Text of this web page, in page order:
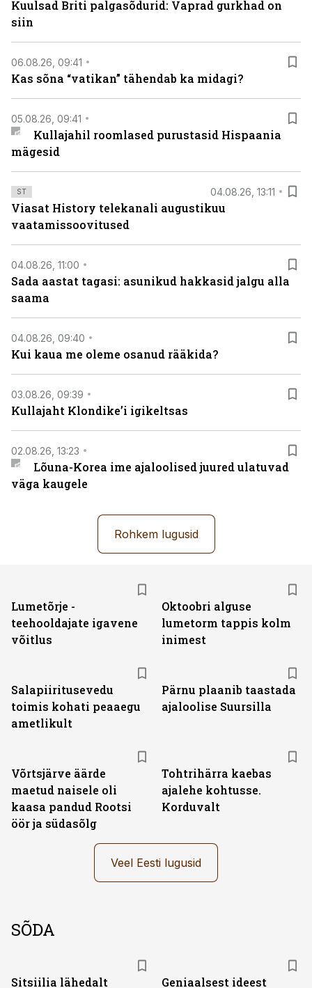
Kuulsad Briti palgasõdurid: Vaprad gurkhad on
siin
06.08.26, 09:41
Kas sõna “vatikan” tähendab ka midagi?
05.08.26, 09:41
Kullajahil roomlased purustasid Hispaania
mägesid
ST 04.08.26, 13:11
Viasat History telekanali augustikuu
vaatamissoovitused
04.08.26, 11:00
Sada aastat tagasi: asunikud hakkasid jalgu alla
saama
04.08.26, 09:40
Kui kaua me oleme osanud rääkida?
03.08.26, 09:39
Kullajaht Klondike’i igikeltsas
02.08.26, 13:23
Lõuna-Korea ime ajaloolised juured ulatuvad
väga kaugele
Rohkem lugusid
Lumetõrje -
teehooldajate igavene
võitlus
Oktoobri alguse
lumetorm tappis kolm
inimest
Salapiiritusevedu
toimis kohati peaaegu
ametlikult
Pärnu plaanib taastada
ajaloolise Suursilla
Võrtsjärve äärde
maetud naisele oli
kaasa pandud Rootsi
öör ja südasõlg
Tohtrihärra kaebas
ajalehe kohtusse.
Korduvalt
Veel Eesti lugusid
SÕDA
Sitsiilia lähedalt Geniaalsest ideest